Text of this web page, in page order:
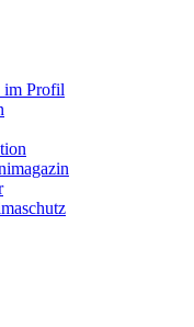
im Profil